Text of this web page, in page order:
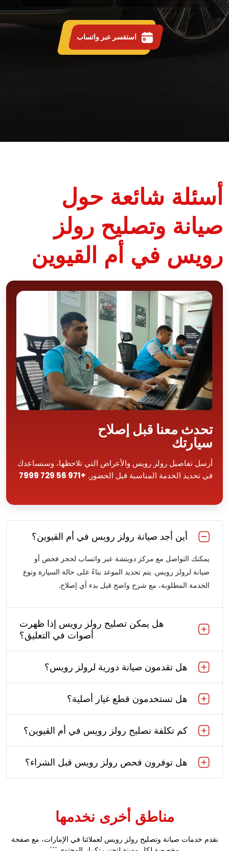
استفسر عبر واتساب
أسئلة شائعة حول
صيانة وتصليح رولز
رويس في أم القيوين
أين أجد صيانة رولز رويس في أم القيوين؟
يمكنك التواصل مع مركز دويتشة عبر واتساب لحجز فحص أو
صيانة لرولز رويس. يتم تحديد الموعد بناءً على حالة السيارة ونوع
الخدمة المطلوبة، مع شرح واضح قبل بدء أي إصلاح.
هل يمكن تصليح رولز رويس إذا ظهرت
أصوات في التعليق؟
هل تقدمون صيانة دورية لرولز رويس؟
هل تستخدمون قطع غيار أصلية؟
كم تكلفة تصليح رولز رويس في أم القيوين؟
هل توفرون فحص رولز رويس قبل الشراء؟
تحدث معنا قبل إصلاح
سيارتك
أرسل تفاصيل رولز رويس والأعراض التي تلاحظها، وسنساعدك
في تحديد الخدمة المناسبة قبل الحضور. +971 56 729 7999
مناطق أخرى نخدمها
نقدم خدمات صيانة وتصليح رولز رويس لعملائنا في الإمارات، مع صفحة